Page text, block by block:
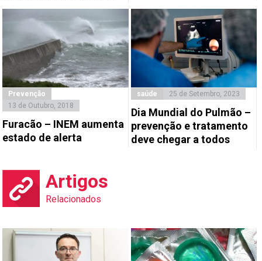
Prevenção
13 de Outubro, 2018
Furacão – INEM aumenta
estado de alerta
saúde 25 de Setembro, 2023
Dia Mundial do Pulmão –
prevenção e tratamento
deve chegar a todos
Artigos
Relacionados